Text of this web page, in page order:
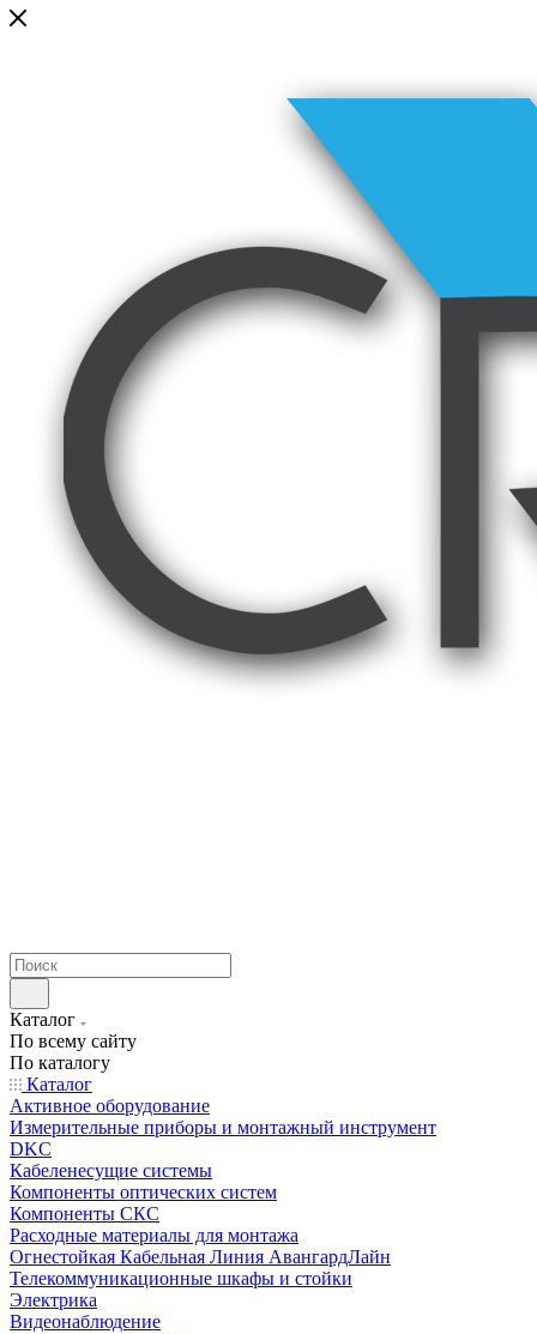
Каталог
По всему сайту
По каталогу
Каталог
Активное оборудование
Измерительные приборы и монтажный инструмент
DKC
Кабеленесущие системы
Компоненты оптических систем
Компоненты СКС
Расходные материалы для монтажа
Огнестойкая Кабельная Линия АвангардЛайн
Телекоммуникационные шкафы и стойки
Электрика
Видеонаблюдение